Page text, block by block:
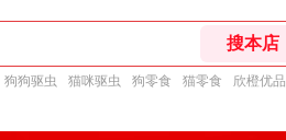
狗狗驱虫 猫咪驱虫 狗零食 猫零食 欣橙优品